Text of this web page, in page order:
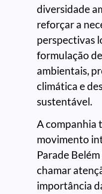
diversidade
reforçar a
perspectivas
formulação
ambientais,
climática e
sustentável.
A companhia
movimento
Parade
chamar
importância